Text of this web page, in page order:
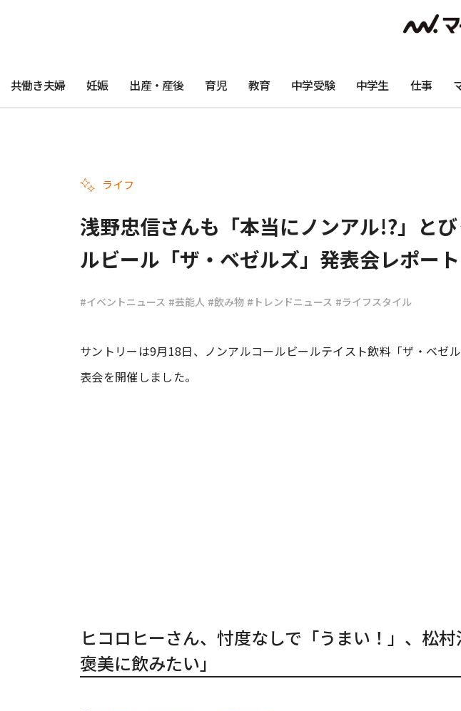
共働き夫婦 妊娠 出産・産後 育児 教育 中学受験 中学生 仕事
ライフ
浅野忠信さんも「本当にノンアル!?」と
ルビール「ザ・ベゼルズ」発表会レポート
#イベントニュース #芸能人 #飲み物 #トレンドニュース #ライフスタイル
サントリーは9月18日、ノンアルコールビールテイスト飲料「ザ・ベゼ
表会を開催しました。
ヒコロヒーさん、忖度なしで「うまい！」、松
褒美に飲みたい」